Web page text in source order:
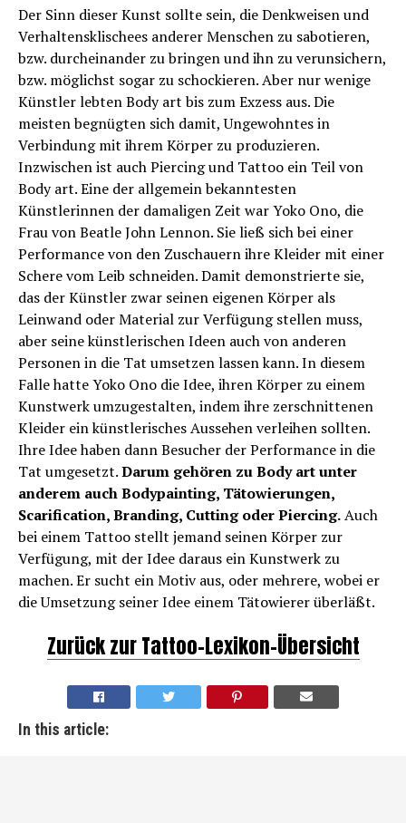
Der Sinn dieser Kunst sollte sein, die Denkweisen und
Verhaltensklischees anderer Menschen zu sabotieren,
bzw. durcheinander zu bringen und ihn zu verunsichern,
bzw. möglichst sogar zu schockieren. Aber nur wenige
Künstler lebten Body art bis zum Exzess aus. Die
meisten begnügten sich damit, Ungewohntes in
Verbindung mit ihrem Körper zu produzieren.
Inzwischen ist auch Piercing und Tattoo ein Teil von
Body art. Eine der allgemein bekanntesten
Künstlerinnen der damaligen Zeit war Yoko Ono, die
Frau von Beatle John Lennon. Sie ließ sich bei einer
Performance von den Zuschauern ihre Kleider mit einer
Schere vom Leib schneiden. Damit demonstrierte sie,
das der Künstler zwar seinen eigenen Körper als
Leinwand oder Material zur Verfügung stellen muss,
aber seine künstlerischen Ideen auch von anderen
Personen in die Tat umsetzen lassen kann. In diesem
Falle hatte Yoko Ono die Idee, ihren Körper zu einem
Kunstwerk umzugestalten, indem ihre zerschnittenen
Kleider ein künstlerisches Aussehen verleihen sollten.
Ihre Idee haben dann Besucher der Performance in die
Tat umgesetzt.Darum gehören zu Body art unter
anderem auch Bodypainting, Tätowierungen,
Scarification, Branding, Cutting oder Piercing.Auch
bei einem Tattoo stellt jemand seinen Körper zur
Verfügung, mit der Idee daraus ein Kunstwerk zu
machen. Er sucht ein Motiv aus, oder mehrere, wobei er
die Umsetzung seiner Idee einem Tätowierer überläßt.
Zurück zur Tattoo-Lexikon-Übersicht
In this article: